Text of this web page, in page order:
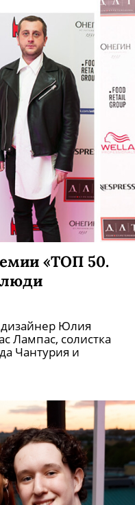
«ТОП 50.
дизайнер Юлия
Лампас, солистка
Чантурия и